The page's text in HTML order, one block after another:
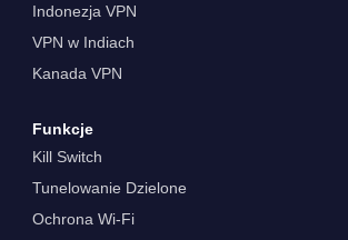
Indonezja VPN
VPN w Indiach
Kanada VPN
Funkcje
Kill Switch
Tunelowanie Dzielone
Ochrona Wi-Fi